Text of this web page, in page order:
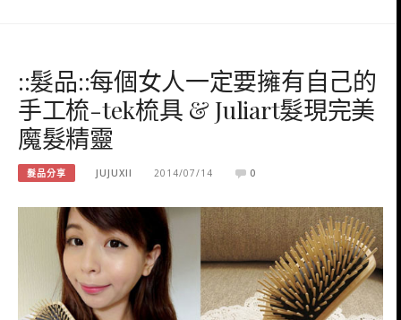
::髮品::每個女人一定要擁有自己的
手工梳-tek梳具 & Juliart髮現完美
魔髮精靈
髮品分享 JUJUXII 2014/07/14 0